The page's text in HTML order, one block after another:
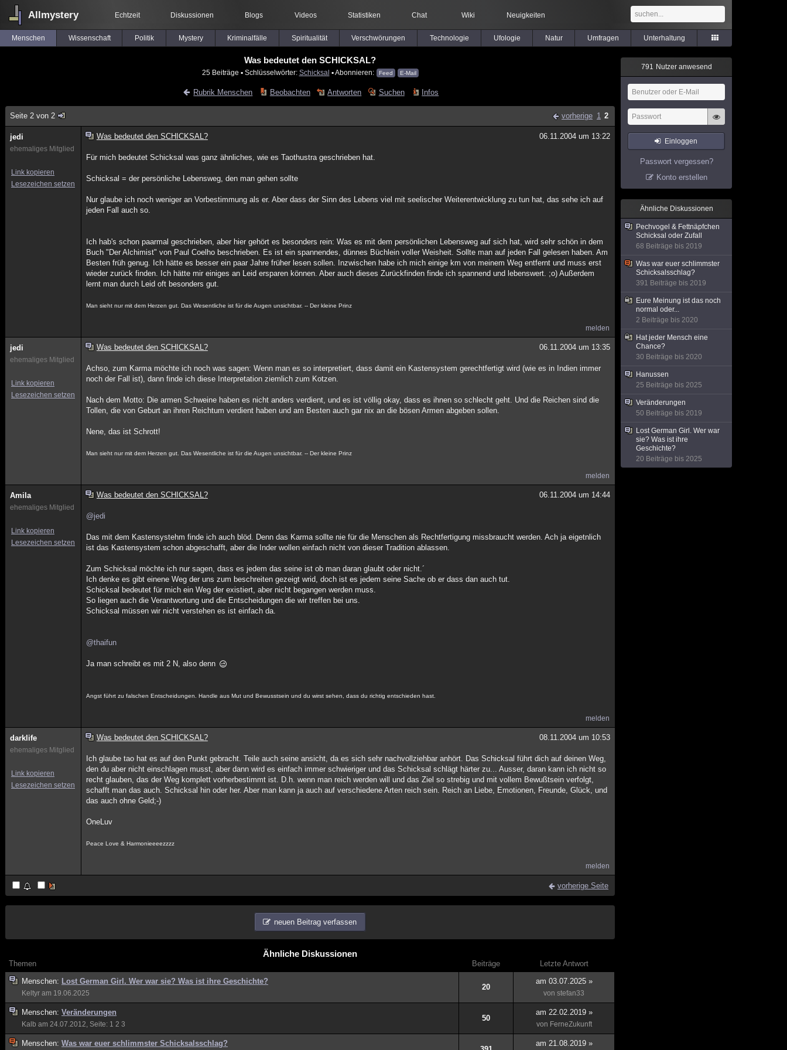
Allmystery Echtzeit Diskussionen Blogs Videos Statistiken Chat Wiki Neuigkeiten
Menschen Wissenschaft Politik Mystery Kriminalfälle Spiritualität Verschwörungen Technologie Ufologie Natur Umfragen Unterhaltung
Was bedeutet den SCHICKSAL?
25 Beiträge ▪ Schlüsselwörter: Schicksal ▪ Abonnieren: Feed E-Mail
Rubrik Menschen Beobachten Antworten Suchen Infos
Seite 2 von 2 vorherige 1 2
jedi
ehemaliges Mitglied
Link kopieren
Lesezeichen setzen
Was bedeutet den SCHICKSAL? 06.11.2004 um 13:22
Für mich bedeutet Schicksal was ganz ähnliches, wie es Taothustra geschrieben hat.
Schicksal = der persönliche Lebensweg, den man gehen sollte
Nur glaube ich noch weniger an Vorbestimmung als er. Aber dass der Sinn des Lebens viel mit seelischer Weiterentwicklung zu tun hat, das sehe ich auf
jeden Fall auch so.
Ich hab's schon paarmal geschrieben, aber hier gehört es besonders rein: Was es mit dem persönlichen Lebensweg auf sich hat, wird sehr schön in dem
Buch "Der Alchimist" von Paul Coelho beschrieben. Es ist ein spannendes, dünnes Büchlein voller Weisheit. Sollte man auf jeden Fall gelesen haben. Am
Besten früh genug. Ich hätte es besser ein paar Jahre früher lesen sollen. Inzwischen habe ich mich einige km von meinem Weg entfernt und muss erst
wieder zurück finden. Ich hätte mir einiges an Leid ersparen können. Aber auch dieses Zurückfinden finde ich spannend und lebenswert. ;o) Außerdem
lernt man durch Leid oft besonders gut.
Man sieht nur mit dem Herzen gut. Das Wesentliche ist für die Augen unsichtbar. -- Der kleine Prinz
melden
jedi
ehemaliges Mitglied
Link kopieren
Lesezeichen setzen
Was bedeutet den SCHICKSAL? 06.11.2004 um 13:35
Achso, zum Karma möchte ich noch was sagen: Wenn man es so interpretiert, dass damit ein Kastensystem gerechtfertigt wird (wie es in Indien immer
noch der Fall ist), dann finde ich diese Interpretation ziemlich zum Kotzen.
Nach dem Motto: Die armen Schweine haben es nicht anders verdient, und es ist völlig okay, dass es ihnen so schlecht geht. Und die Reichen sind die
Tollen, die von Geburt an ihren Reichtum verdient haben und am Besten auch gar nix an die bösen Armen abgeben sollen.
Nene, das ist Schrott!
Man sieht nur mit dem Herzen gut. Das Wesentliche ist für die Augen unsichtbar. -- Der kleine Prinz
melden
Amila
ehemaliges Mitglied
Link kopieren
Lesezeichen setzen
Was bedeutet den SCHICKSAL? 06.11.2004 um 14:44
@jedi
Das mit dem Kastensystehm finde ich auch blöd. Denn das Karma sollte nie für die Menschen als Rechtfertigung missbraucht werden. Ach ja eigetnlich
ist das Kastensystem schon abgeschafft, aber die Inder wollen einfach nicht von dieser Tradition ablassen.
Zum Schicksal möchte ich nur sagen, dass es jedem das seine ist ob man daran glaubt oder nicht.´
Ich denke es gibt einene Weg der uns zum beschreiten gezeigt wrid, doch ist es jedem seine Sache ob er dass dan auch tut.
Schicksal bedeutet für mich ein Weg der existiert, aber nicht begangen werden muss.
So liegen auch die Verantwortung und die Entscheidungen die wir treffen bei uns.
Schicksal müssen wir nicht verstehen es ist einfach da.
@thaifun
Ja man schreibt es mit 2 N, also denn
Angst führt zu falschen Entscheidungen. Handle aus Mut und Bewusstsein und du wirst sehen, dass du richtig entschieden hast.
melden
darklife
ehemaliges Mitglied
Link kopieren
Lesezeichen setzen
Was bedeutet den SCHICKSAL? 08.11.2004 um 10:53
Ich glaube tao hat es auf den Punkt gebracht. Teile auch seine ansicht, da es sich sehr nachvollziehbar anhört. Das Schicksal führt dich auf deinen Weg,
den du aber nicht einschlagen musst, aber dann wird es einfach immer schwieriger und das Schicksal schlägt härter zu... Ausser, daran kann ich nicht so
recht glauben, das der Weg komplett vorherbestimmt ist. D.h. wenn man reich werden will und das Ziel so strebig und mit vollem Bewußtsein verfolgt,
schafft man das auch. Schicksal hin oder her. Aber man kann ja auch auf verschiedene Arten reich sein. Reich an Liebe, Emotionen, Freunde, Glück, und
das auch ohne Geld;-)
OneLuv
Peace Love & Harmonieeeezzzz
melden
vorherige Seite
neuen Beitrag verfassen
Ähnliche Diskussionen
Themen Beiträge
Letzte Antwort
Menschen: Lost German Girl. Wer war sie? Was ist ihre Geschichte?
Keltyr am 19.06.2025
20
am 03.07.2025 »
von stefan33
Menschen: Veränderungen
Kalb am 24.07.2012, Seite: 1 2 3
50
am 22.02.2019 »
von FerneZukunft
Menschen: Was war euer schlimmster Schicksalsschlag? am 21.08.2019 »
791 Nutzer anwesend
Einloggen
Passwort vergessen?
Konto erstellen
Ähnliche Diskussionen
Pechvogel & Fettnäpfchen
Schicksal oder Zufall
68 Beiträge bis 2019
Was war euer schlimmster
Schicksalsschlag?
391 Beiträge bis 2019
Eure Meinung ist das noch
normal oder...
2 Beiträge bis 2020
Hat jeder Mensch eine
Chance?
30 Beiträge bis 2020
Hanussen
25 Beiträge bis 2025
Veränderungen
50 Beiträge bis 2019
Lost German Girl. Wer war
sie? Was ist ihre
Geschichte?
20 Beiträge bis 2025